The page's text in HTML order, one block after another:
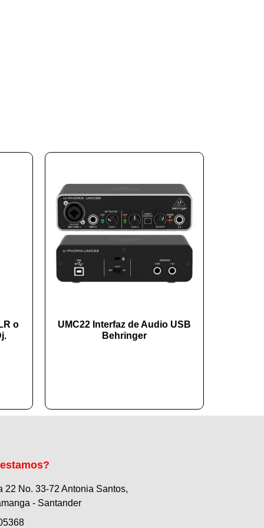
o
UMC22 Interfaz de Audio USB
Behringer
22 No. 33-72 Antonia Santos,
- Santander